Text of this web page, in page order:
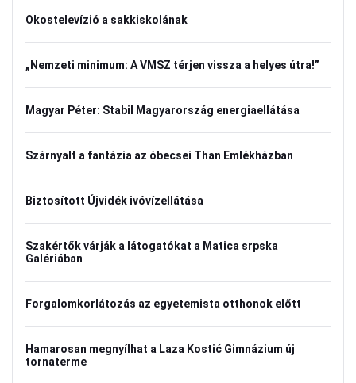
Okostelevízió a sakkiskolának
„Nemzeti minimum: A VMSZ térjen vissza a helyes útra!”
Magyar Péter: Stabil Magyarország energiaellátása
Szárnyalt a fantázia az óbecsei Than Emlékházban
Biztosított Újvidék ivóvízellátása
Szakértők várják a látogatókat a Matica srpska
Galériában
Forgalomkorlátozás az egyetemista otthonok előtt
Hamarosan megnyílhat a Laza Kostić Gimnázium új
tornaterme